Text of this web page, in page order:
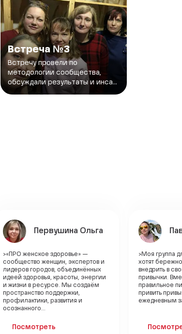
Встреча №3
Встречу провели по
методологии сообщества,
обсуждали результаты и инса...
Первушина Ольга
>«ПРО женское здоровье» —
сообщество женщин, экспертов и
лидеров городов, объединённых
идеей здоровья, красоты, энергии
и жизни в ресурсе. Мы создаём
пространство поддержки,
профилактики, развития и
осознанного...
Посмотреть
>Моя группа
хотят
внедрить в
привычки.
правильное
привить
ежедневным